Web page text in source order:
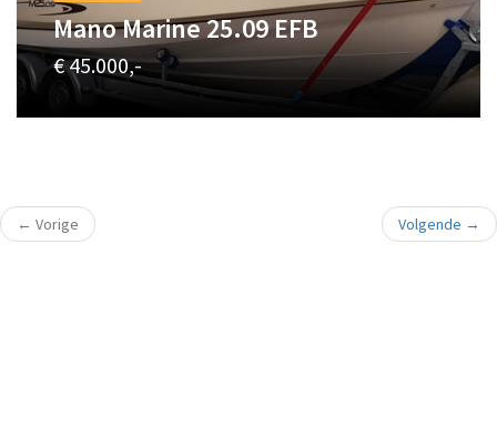
Mano Marine 25.09 EFB
€ 45.000,-
← Vorige Volgende →